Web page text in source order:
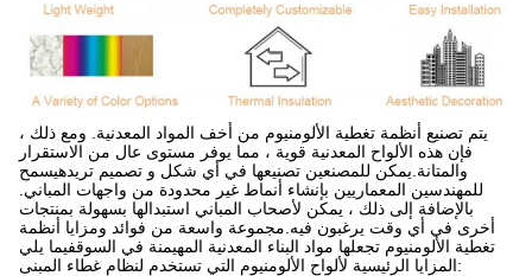
يتم تصنيع أنظمة تغطية الألومنيوم من أخف المواد المعدنية. ومع ذلك ،
فإن هذه الألواح المعدنية قوية ، مما يوفر مستوى عال من الاستقرار
والمتانة.يمكن للمصنعين تصنيعها في أي شكل و تصميم تريدهيسمح
للمهندسين المعماريين بإنشاء أنماط غير محدودة من واجهات المباني.
بالإضافة إلى ذلك ، يمكن لأصحاب المباني استبدالها بسهولة بمنتجات
أخرى في أي وقت يرغبون فيه.مجموعة واسعة من فوائد ومزايا أنظمة
تغطية الألومنيوم تجعلها مواد البناء المعدنية المهيمنة في السوقفيما يلي
المزايا الرئيسية لألواح الألومنيوم التي تستخدم لنظام غطاء المبنى: